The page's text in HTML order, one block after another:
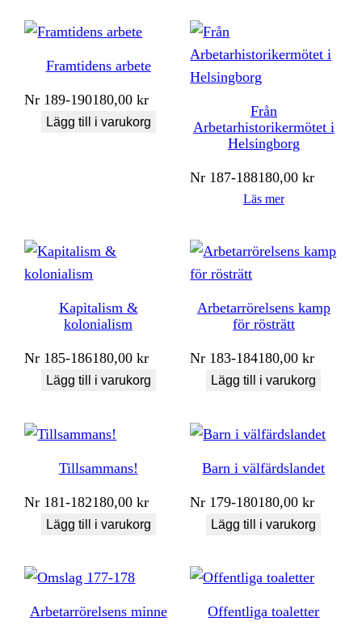
Framtidens arbete
Nr 189-190180,00kr
Lägg till i varukorg
Från
Arbetarhistorikermötet i
Helsingborg
Nr 187-188180,00kr
Läs mer
Kapitalism &
kolonialism
Nr 185-186180,00kr
Lägg till i varukorg
Arbetarrörelsens kamp
för rösträtt
Nr 183-184180,00kr
Lägg till i varukorg
Tillsammans!
Nr 181-182180,00kr
Lägg till i varukorg
Barn i välfärdslandet
Nr 179-180180,00kr
Lägg till i varukorg
Arbetarrörelsens minne Offentliga toaletter